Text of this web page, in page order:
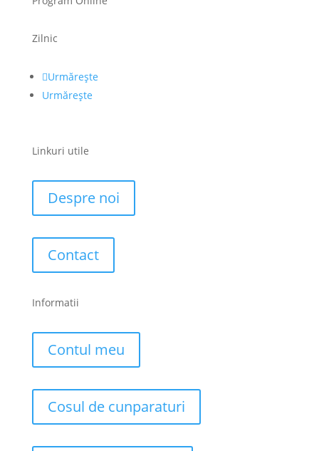
Zilnic
Urmărește
Urmărește
Linkuri utile
Despre noi
Contact
Informatii
Contul meu
Cosul de cunparaturi